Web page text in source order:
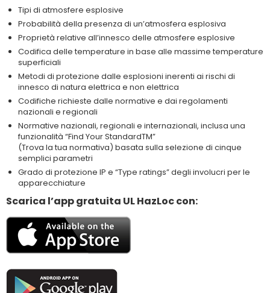
Tipi di atmosfere esplosive
Probabilità della presenza di un’atmosfera esplosiva
Proprietà relative all’innesco delle atmosfere esplosive
Codifica delle temperature in base alle massime temperature
superficiali
Metodi di protezione dalle esplosioni inerenti ai rischi di
innesco di natura elettrica e non elettrica
Codifiche richieste dalle normative e dai regolamenti
nazionali e regionali
Normative nazionali, regionali e internazionali, inclusa una
funzionalità “Find Your StandardTM”
(Trova la tua normativa) basata sulla selezione di cinque
semplici parametri
Grado di protezione IP e “Type ratings” degli involucri per le
apparecchiature
Scarica l’app gratuita UL HazLoc con: